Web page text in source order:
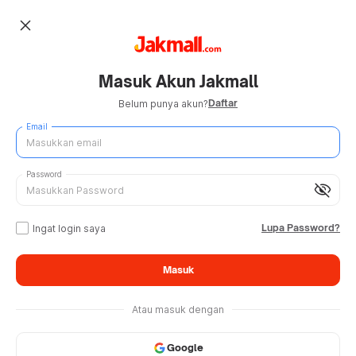
close
Masuk Akun Jakmall
Belum punya akun?Daftar
Email
visibility_off
Password
Ingat login saya Lupa Password?
Masuk
Atau masuk dengan
Google